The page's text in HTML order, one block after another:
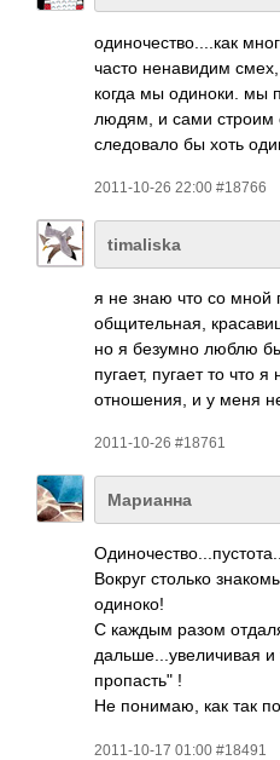
одиночество....к­ак
часто ненавидим
когда мы одиноки. мы
людям, и сами строим
следовало бы хоть
2011-10-26 22:00 #18766
timaliska
я не знаю что со мной
общи­тель­ная,
но я безумно люблю
пугает, пугает то что
отно­шения, и у меня
2011-10-26 #18761
Марианна
Одиночество...пу­стота...­
Вокруг столько
одиноко!
С каждым разом
дальше...увеличи­вая
пропасть" !
Не понимаю, как так
2011-10-17 01:00 #18491